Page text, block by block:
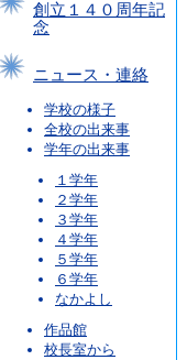
創立１４０周年記
念
ニュース・連絡
学校の様子
全校の出来事
学年の出来事
１学年
２学年
３学年
４学年
５学年
６学年
なかよし
作品館
校長室から